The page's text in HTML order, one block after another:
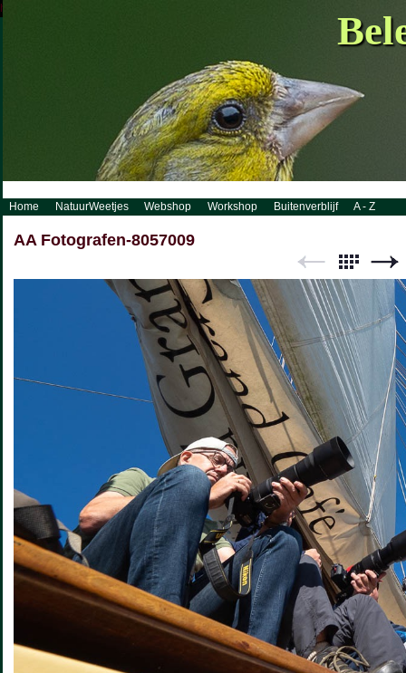
http://www.visueelconcept.nl/sitemap.xml.gz
Home NatuurWeetjes Webshop Workshop Buitenverblijf A - Z
AA Fotografen-8057009